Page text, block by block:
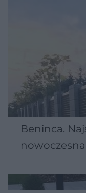
Beninca.